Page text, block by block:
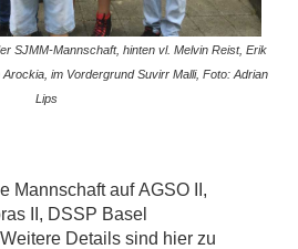
SJMM-Mannschaft, hinten vl. Melvin Reist, Erik
im Vordergrund Suvirr Malli, Foto: Adrian
Lips
Mannschaft auf AGSO II,
II, DSSP Basel
Details sind hier zu